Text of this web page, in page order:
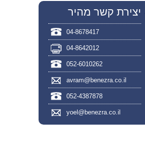
יצירת קשר מהיר
04-8678417
04-8642012
052-6010262
avram@benezra.co.il
052-4387878
yoel@benezra.co.il